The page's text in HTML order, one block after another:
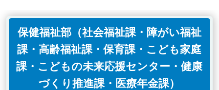
保健福祉部（社会福祉課・障がい福祉
課・高齢福祉課・保育課・こども家庭
課・こどもの未来応援センター・健康
づくり推進課・医療年金課）